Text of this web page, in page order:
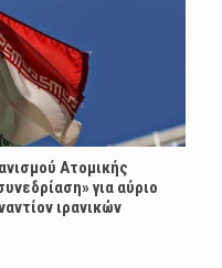
Ατομικής
για αύριο
ιρανικών